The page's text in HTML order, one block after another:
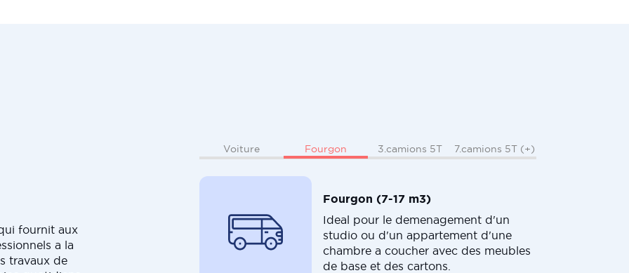
fournit aux
a la
travaux de
Voiture Fourgon 3.camions 5T 7.camions 5T (+)
Fourgon (7-17 m3)
Ideal pour le demenagement d'un
studio ou d'un appartement d'une
chambre a coucher avec des meubles
de base et des cartons.